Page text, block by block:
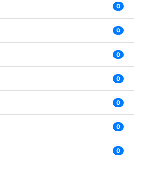
0
0
0
0
0
0
0